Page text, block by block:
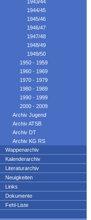
1943/44
1944/45
1945/46
1946/47
1947/48
1948/49
1949/50
1950 - 1959
1960 - 1969
1970 - 1979
1980 - 1989
1990 - 1999
2000 - 2009
Archiv Jugend
Archiv ATSB
Archiv DT
Archiv KG RS
Wappenarchiv
Kalenderarchiv
Literaturarchiv
Neuigkeiten
Links
Dokumente
Fehl-Liste